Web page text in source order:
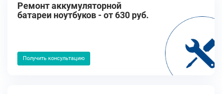
Ремонт аккумуляторной
батареи ноутбуков - от 630 руб.
Получить консультацию